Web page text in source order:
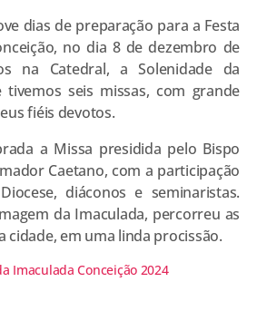
dias de preparação para a Festa
no dia 8 de dezembro de
na Catedral, a Solenidade da
tivemos seis missas, com grande
fiéis devotos.
a Missa presidida pelo Bispo
Caetano, com a participação
diáconos e seminaristas.
da Imaculada, percorreu as
cidade, em uma linda procissão.